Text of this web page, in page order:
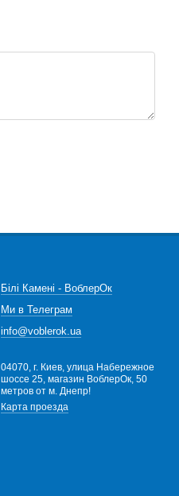
Білі Камені - ВоблерОк
Ми в Телеграм
info@voblerok.ua
04070, г. Киев, улица Набережное
шоссе 25, магазин ВоблерОк, 50
метров от м. Днепр!
Карта проезда